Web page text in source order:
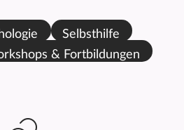
Selbsthilfe
& Fortbildungen